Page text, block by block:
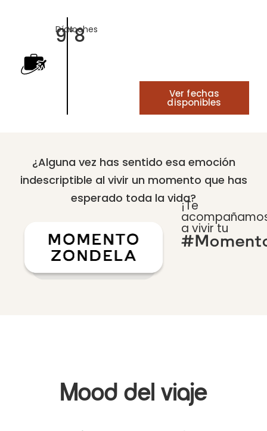
Días
9Noches
8
Ver fechas
disponibles
¿Alguna vez has sentido esa emoción
indescriptible al vivir un momento que has
esperado toda la vida?
¡Te
a vivir tu
Mood del viaje